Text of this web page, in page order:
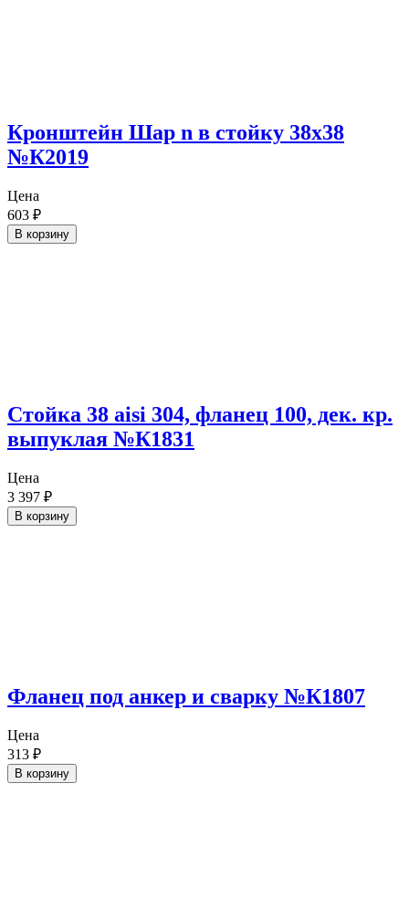
Кронштейн Шар n в стойку 38х38
№К2019
Цена
603 ₽
В корзину
Стойка 38 aisi 304, фланец 100, дек. кр.
выпуклая №К1831
Цена
3 397 ₽
В корзину
Фланец под анкер и сварку №К1807
Цена
313 ₽
В корзину